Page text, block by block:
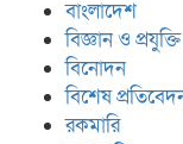
বাংলাদেশ
বিজ্ঞান ও প্রযুক্তি
বিনোদন
বিশেষ
রকমারি